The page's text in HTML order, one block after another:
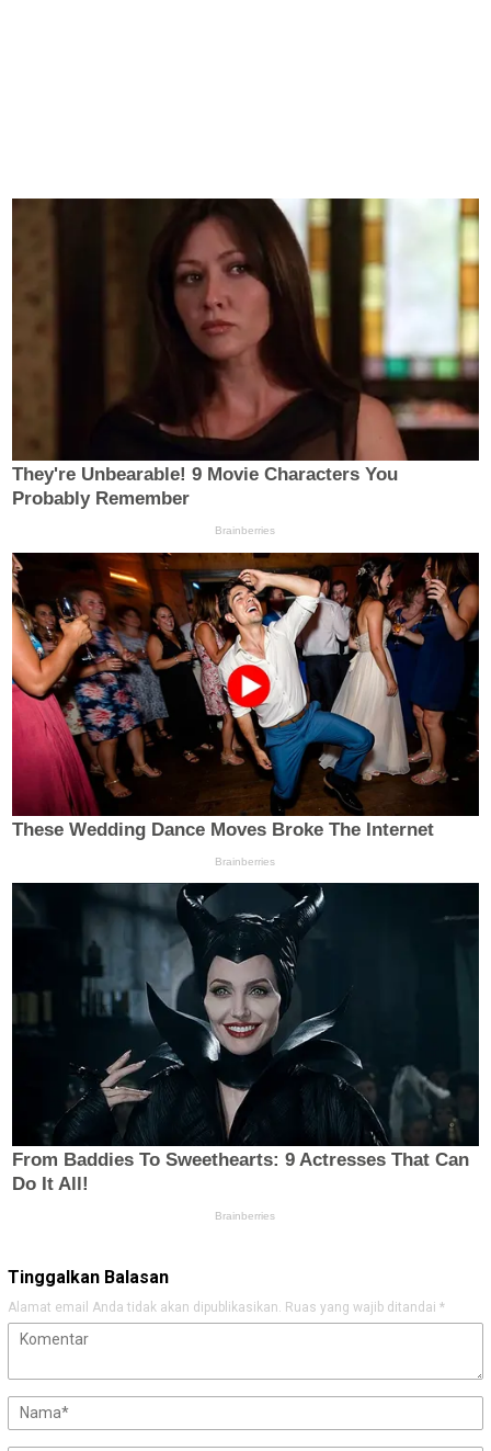
Tinggalkan Balasan
Alamat email Anda tidak akan dipublikasikan. Ruas yang wajib ditandai *